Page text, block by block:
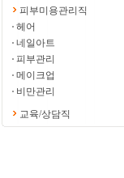
피부미용관리직
헤어
네일아트
피부관리
메이크업
비만관리
교육/상담직